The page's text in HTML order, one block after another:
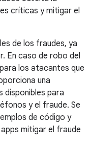
críticas y mitigar el
de los fraudes, ya
En caso de robo del
los atacantes que
una
disponibles para
y el fraude. Se
de código y
mitigar el fraude